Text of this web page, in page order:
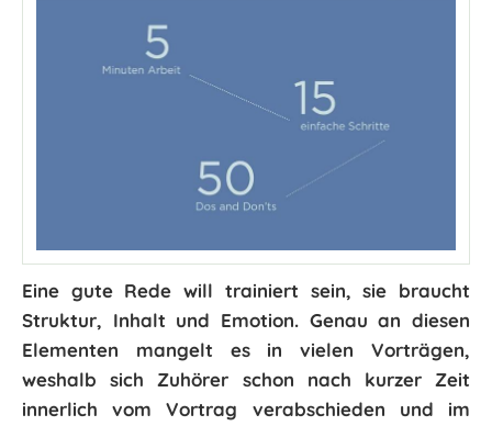
Eine gute Rede will trainiert sein, sie braucht
Struktur, Inhalt und Emotion. Genau an diesen
Elementen mangelt es in vielen Vorträgen,
weshalb sich Zuhörer schon nach kurzer Zeit
innerlich vom Vortrag verabschieden und im